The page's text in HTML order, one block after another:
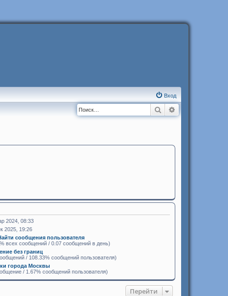
Вход
Поиск
2024, 08:33
2025, 19:26
сообщения пользователя
всех сообщений / 0.07 сообщений в день)
без границ
/ 108.33% сообщений пользователя)
города Москвы
/ 1.67% сообщений пользователя)
Перейти